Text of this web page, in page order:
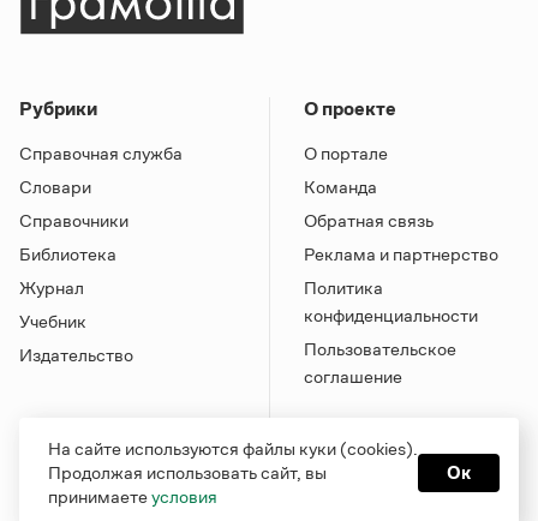
Рубрики
Справочная служба
Словари
Справочники
Библиотека
Журнал
Учебник
Издательство
О проекте
О портале
Команда
Обратная связь
Реклама и партнерство
Политика
конфиденциальности
Пользовательское
соглашение
На сайте используются файлы куки (cookies).
Продолжая использовать сайт, вы
принимаетеусловия
Ок